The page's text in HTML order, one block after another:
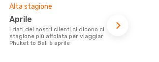
Alta stagione
aprile
I dati dei nostri clienti ci dicono che la
stagione più affolata per viaggiare da
Phuket to Bali è aprile